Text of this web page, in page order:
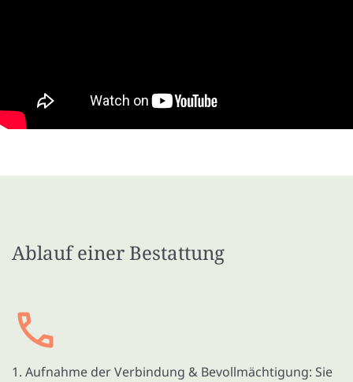
Ablauf einer Bestattung
1. Aufnahme der Verbindung & Bevollmächtigung: Sie